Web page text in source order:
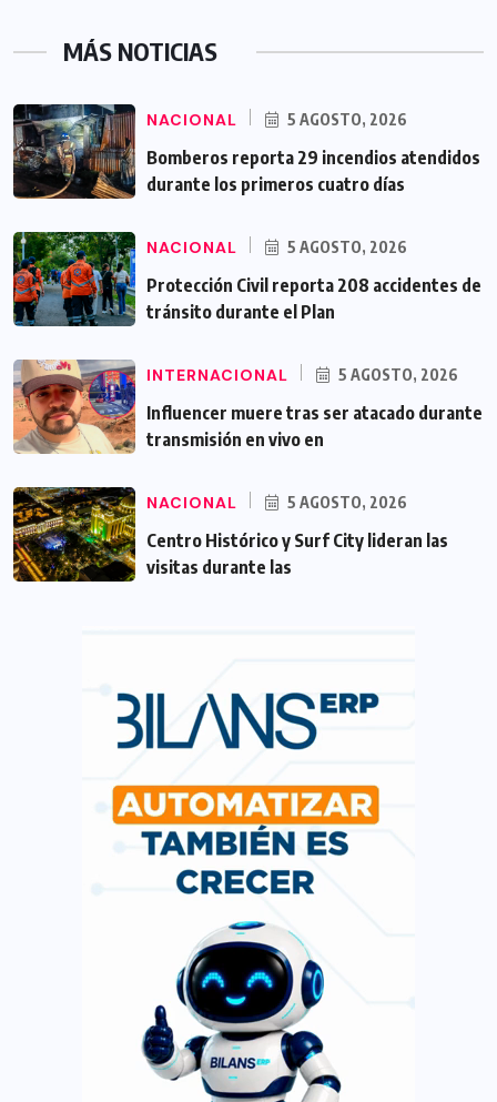
MÁS NOTICIAS
NACIONAL 5 AGOSTO, 2026
Bomberos reporta 29 incendios atendidos
durante los primeros cuatro días
NACIONAL 5 AGOSTO, 2026
Protección Civil reporta 208 accidentes de
tránsito durante el Plan
INTERNACIONAL 5 AGOSTO, 2026
Influencer muere tras ser atacado durante
transmisión en vivo en
NACIONAL 5 AGOSTO, 2026
Centro Histórico y Surf City lideran las
visitas durante las